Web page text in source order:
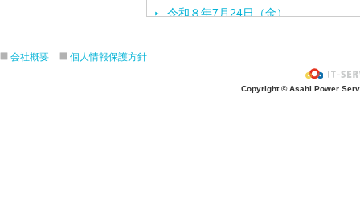
令和８年7月24日（金）
令和８年7月17日（金）
会社概要 個人情報保護方針
Copyright © Asahi Power